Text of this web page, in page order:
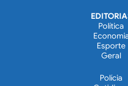
Política
Esporte
Geral
Polícia